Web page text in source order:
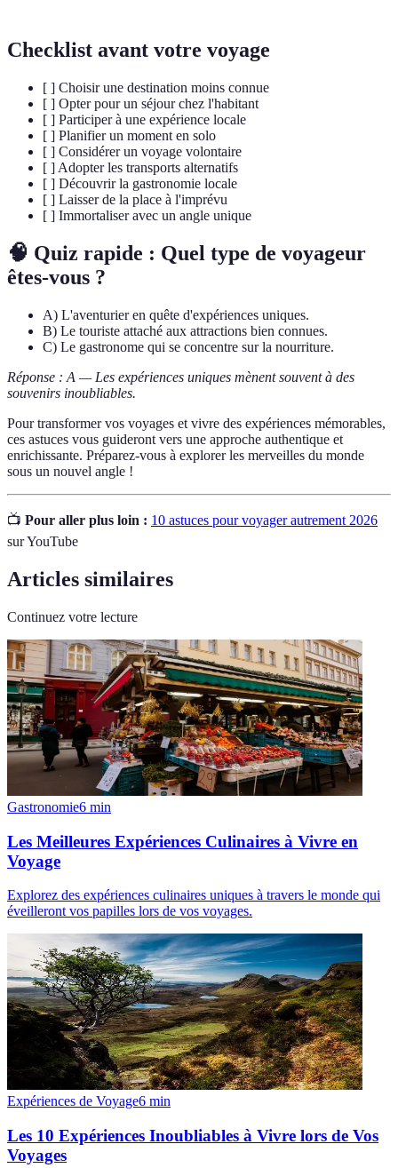
Checklist avant votre voyage
[ ] Choisir une destination moins connue
[ ] Opter pour un séjour chez l'habitant
[ ] Participer à une expérience locale
[ ] Planifier un moment en solo
[ ] Considérer un voyage volontaire
[ ] Adopter les transports alternatifs
[ ] Découvrir la gastronomie locale
[ ] Laisser de la place à l'imprévu
[ ] Immortaliser avec un angle unique
🧠 Quiz rapide : Quel type de voyageur
êtes-vous ?
A) L'aventurier en quête d'expériences uniques.
B) Le touriste attaché aux attractions bien connues.
C) Le gastronome qui se concentre sur la nourriture.
Réponse : A — Les expériences uniques mènent souvent à des
souvenirs inoubliables.
Pour transformer vos voyages et vivre des expériences mémorables,
ces astuces vous guideront vers une approche authentique et
enrichissante. Préparez-vous à explorer les merveilles du monde
sous un nouvel angle !
📺 Pour aller plus loin : 10 astuces pour voyager autrement 2026
sur YouTube
Articles similaires
Continuez votre lecture
Gastronomie6 min
Les Meilleures Expériences Culinaires à Vivre en
Voyage
Explorez des expériences culinaires uniques à travers le monde qui
éveilleront vos papilles lors de vos voyages.
Expériences de Voyage6 min
Les 10 Expériences Inoubliables à Vivre lors de Vos
Voyages